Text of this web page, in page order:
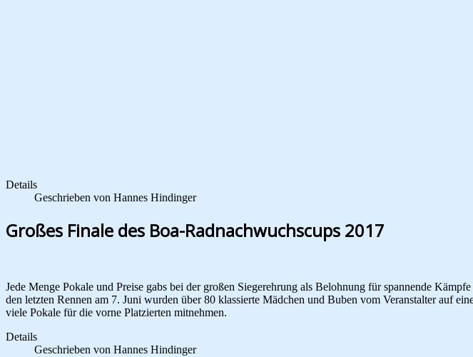
Details
Geschrieben von Hannes Hindinger
Großes Finale des Boa-Radnachwuchscups 2017
Jede Menge Pokale und Preise gabs bei der großen Siegerehrung als Belohnung für spannende
den letzten Rennen am 7. Juni wurden über 80 klassierte Mädchen und Buben vom Veranstalter auf
viele Pokale für die vorne Platzierten mitnehmen.
Details
Geschrieben von Hannes Hindinger